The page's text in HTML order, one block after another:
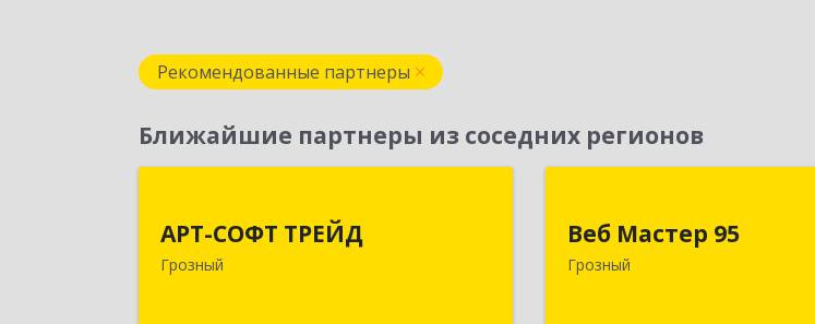
Рекомендованные партнеры
Ближайшие партнеры из соседних регионов
АРТ-СОФТ ТРЕЙД
Грозный
364013, Чеченская Респ, Грозный г,
Веб Мастер 95
Грозный
364050, Чеченская Респ,